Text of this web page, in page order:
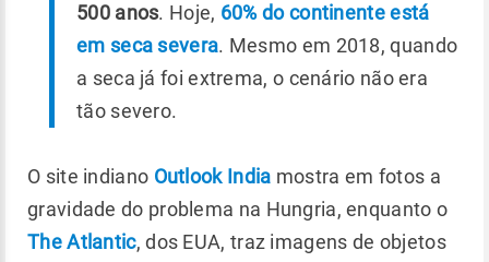
500 anos. Hoje, 60% do continente está
em seca severa. Mesmo em 2018, quando
a seca já foi extrema, o cenário não era
tão severo.
O site indiano Outlook India mostra em fotos a
gravidade do problema na Hungria, enquanto o
The Atlantic, dos EUA, traz imagens de objetos